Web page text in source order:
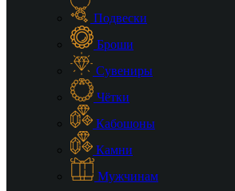
Подвески
Броши
Сувениры
Чётки
Кабошоны
Камни
Мужчинам